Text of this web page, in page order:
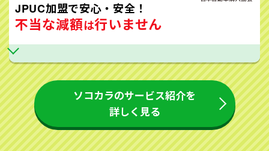
JPUC加盟で安心・安全！
不当な減額は行いません
ソコカラのサービス紹介を
詳しく見る